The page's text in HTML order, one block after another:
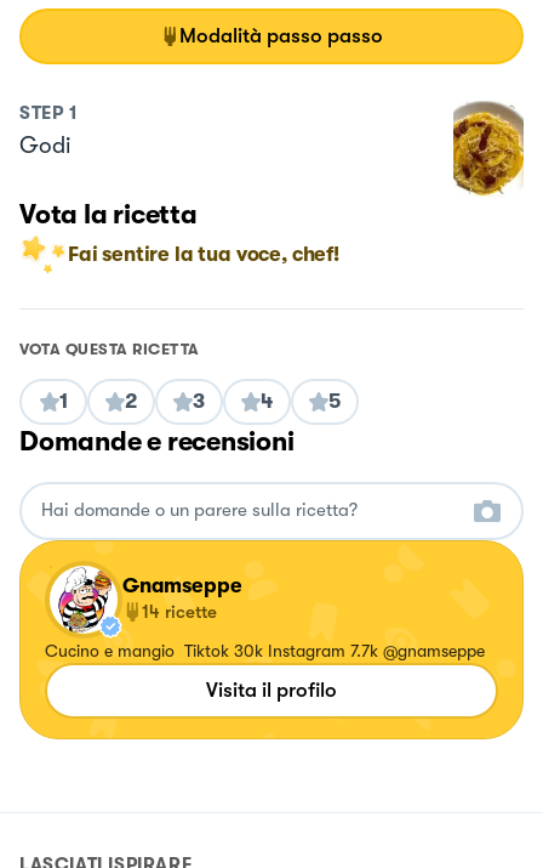
Modalità passo passo
STEP 1
Godi
Vota la ricetta
Fai sentire la tua voce, chef!
VOTA QUESTA RICETTA
1 2 3 4 5
Domande e recensioni
Gnamseppe
14 ricette
Cucino e mangio Tiktok 30k Instagram 7.7k @gnamseppe
Visita il profilo